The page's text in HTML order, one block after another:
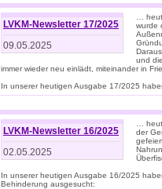
LVKM-Newsletter 17/2025
09.05.2025
…
wurde
und
immer wieder neu einlädt, miteinander in
In unserer heutigen Ausgabe 17/2025
LVKM-Newsletter 16/2025
02.05.2025
…
der
In unserer heutigen Ausgabe 16/2025
Behinderung ausgesucht: